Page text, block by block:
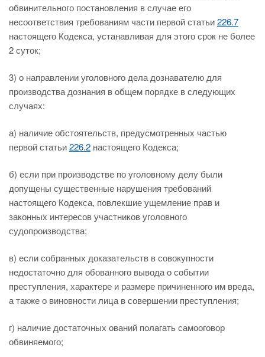
обвинительного постановления в случае его
несоответствия требованиям части первой статьи226.7
настоящего Кодекса, устанавливая для этого срок не более
2 суток;
3) о направлении уголовного дела дознавателю для
производства дознания в общем порядке в следующих
случаях:
а) наличие обстоятельств, предусмотренных частью
первой статьи226.2 настоящего Кодекса;
б) если при производстве по уголовному делу были
допущены существенные нарушения требований
настоящего Кодекса, повлекшие ущемление прав и
законных интересов участников уголовного
судопроизводства;
в) если собранных доказательств в совокупности
недостаточно для обованного вывода о событии
преступления, характере и размере причиненного им вреда,
а также о виновности лица в совершении преступления;
г) наличие достаточных ований полагать самооговор
обвиняемого;